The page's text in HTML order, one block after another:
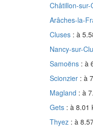
Châtillon-sur-
Arâches-la-
Cluses : à
Nancy-sur-
Samoëns : à
Scionzier : à
Magland : à
Gets : à 8.01
Thyez : à